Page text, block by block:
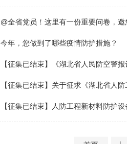
@全省党员！这里有一份重要问卷，邀
今年，您做到了哪些疫情防护措施？
【征集已结束】《湖北省人民防空警
【征集已结束】关于征求《湖北省人
【征集已结束】人防工程新材料防护